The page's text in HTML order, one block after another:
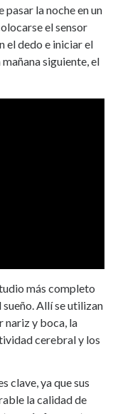
la noche en un
el sensor
el dedo e iniciar el
siguiente, el
más completo
Allí se utilizan
nariz y boca, la
cerebral y los
clave, ya que sus
la calidad de